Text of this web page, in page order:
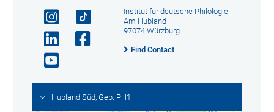
Institut für deutsche Philologie
Am Hubland
97074 Würzburg
Find Contact
Hubland Süd, Geb. PH1